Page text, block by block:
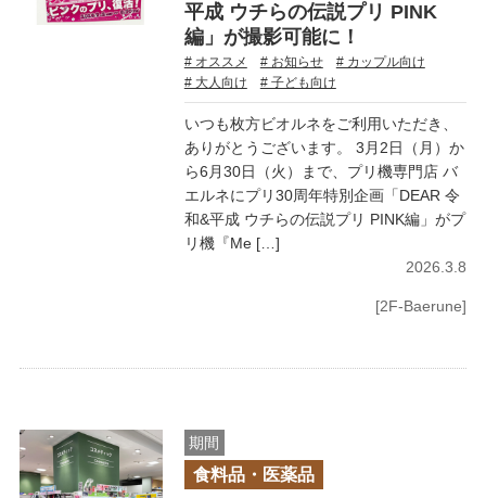
平成 ウチらの伝説プリ PINK
編」が撮影可能に！
# オススメ # お知らせ
# カップル向け
# 大人向け
# 子ども向け
いつも枚方ビオルネをご利用いただき、
ありがとうございます。 3月2日（月）か
ら6月30日（火）まで、プリ機専門店 バ
エルネにプリ30周年特別企画「DEAR 令
和&平成 ウチらの伝説プリ PINK編」がプ
リ機『Me […]
2026.3.8
[2F-Baerune]
期間
食料品・医薬品